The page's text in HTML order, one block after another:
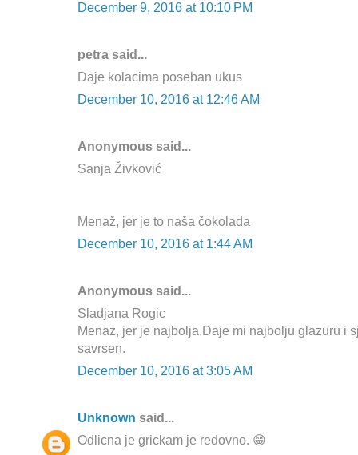
December 9, 2016 at 10:10 PM
petra said...
Daje kolacima poseban ukus
December 10, 2016 at 12:46 AM
Anonymous said...
Sanja Živković
Menaž, jer je to naša čokolada
December 10, 2016 at 1:44 AM
Anonymous said...
Sladjana Rogic
Menaz, jer je najbolja.Daje mi najbolju glazuru i
savrsen.
December 10, 2016 at 3:05 AM
Unknown said...
Odlicna je grickam je redovno. 😁